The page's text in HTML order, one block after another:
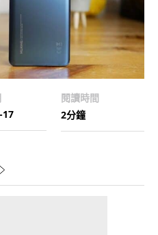
17
閱讀時間
2分鐘